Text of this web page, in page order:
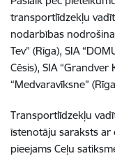
transportlīdzekļu
nodarbības
Tev” (Rīga), SIA
Cēsis), SIA “Grandver
“Medvaravīksne”
Transportlīdzekļu
īstenotāju saraksts
pieejams Ceļu